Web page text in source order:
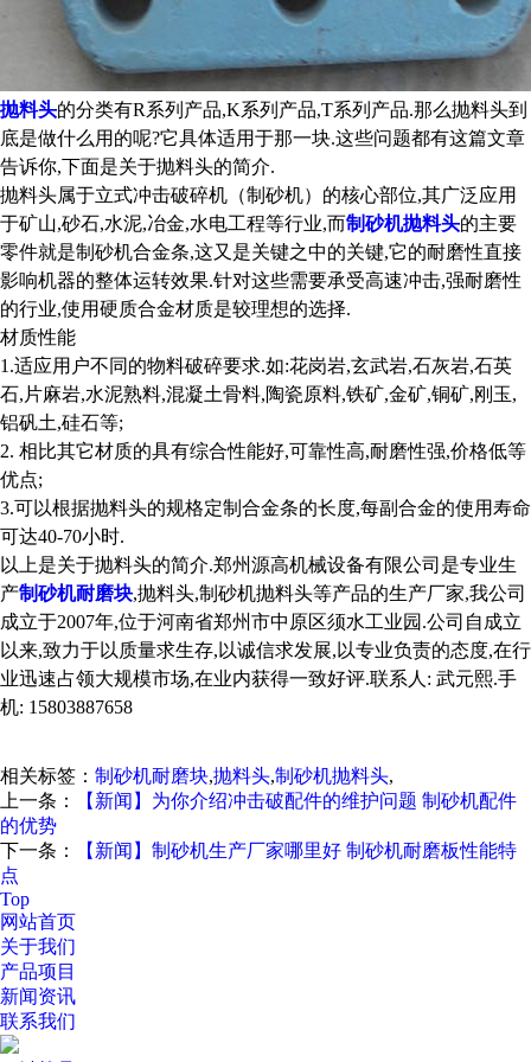
抛料头的分类有R系列产品,K系列产品,T系列产品.那么抛料头到
底是做什么用的呢?它具体适用于那一块.这些问题都有这篇文章
告诉你,下面是关于抛料头的简介.
抛料头属于立式冲击破碎机（制砂机）的核心部位,其广泛应用
于矿山,砂石,水泥,冶金,水电工程等行业,而制砂机抛料头的主要
零件就是制砂机合金条,这又是关键之中的关键,它的耐磨性直接
影响机器的整体运转效果.针对这些需要承受高速冲击,强耐磨性
的行业,使用硬质合金材质是较理想的选择.
材质性能
1.适应用户不同的物料破碎要求.如:花岗岩,玄武岩,石灰岩,石英
石,片麻岩,水泥熟料,混凝土骨料,陶瓷原料,铁矿,金矿,铜矿,刚玉,
铝矾土,硅石等;
2. 相比其它材质的具有综合性能好,可靠性高,耐磨性强,价格低等
优点;
3.可以根据抛料头的规格定制合金条的长度,每副合金的使用寿命
可达40-70小时.
以上是关于抛料头的简介.郑州源高机械设备有限公司是专业生
产制砂机耐磨块,抛料头,制砂机抛料头等产品的生产厂家,我公司
成立于2007年,位于河南省郑州市中原区须水工业园.公司自成立
以来,致力于以质量求生存,以诚信求发展,以专业负责的态度,在行
业迅速占领大规模市场,在业内获得一致好评.联系人: 武元熙.手
机: 15803887658
相关标签： 制砂机耐磨块,抛料头,制砂机抛料头,
上一条：
【新闻】为你介绍冲击破配件的维护问题 制砂机配件
的优势
下一条：
【新闻】制砂机生产厂家哪里好 制砂机耐磨板性能特
点
Top
网站首页
关于我们
产品项目
新闻资讯
联系我们